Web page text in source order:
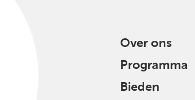
Over ons
Programma
Bieden